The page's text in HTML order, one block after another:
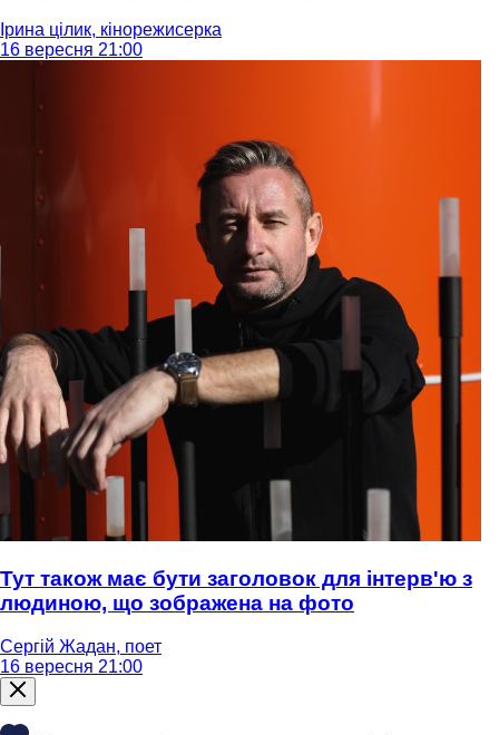
Ірина цілик, кінорежисерка
16 вересня 21:00
Тут також має бути заголовок для інтерв'ю з
людиною, що зображена на фото
Сергій Жадан, поет
16 вересня 21:00